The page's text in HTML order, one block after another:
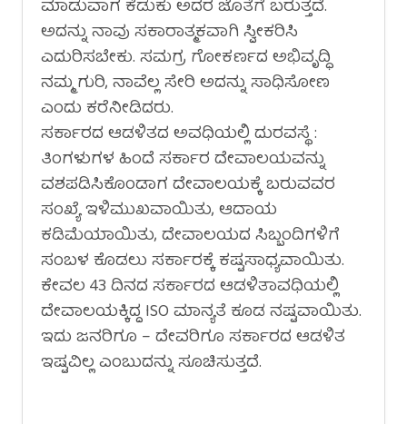
ಮಾಡುವಾಗ ಕೆಡುಕು ಅದರ ಜೊತೆಗೆ ಬರುತ್ತದೆ.
ಅದನ್ನು ನಾವು ಸಕಾರಾತ್ಮಕವಾಗಿ ಸ್ವೀಕರಿಸಿ
ಎದುರಿಸಬೇಕು. ಸಮಗ್ರ ಗೋಕರ್ಣದ ಅಭಿವೃದ್ಧಿ
ನಮ್ಮ ಗುರಿ, ನಾವೆಲ್ಲ ಸೇರಿ ಅದನ್ನು ಸಾಧಿಸೋಣ
ಎಂದು ಕರೆನೀಡಿದರು.
ಸರ್ಕಾರದ ಆಡಳಿತದ ಅವಧಿಯಲ್ಲಿ ದುರವಸ್ಥೆ :
ತಿಂಗಳುಗಳ ಹಿಂದೆ ಸರ್ಕಾರ ದೇವಾಲಯವನ್ನು
ವಶಪಡಿಸಿಕೊಂಡಾಗ ದೇವಾಲಯಕ್ಕೆ ಬರುವವರ
ಸಂಖ್ಯೆ ಇಳಿಮುಖವಾಯಿತು, ಆದಾಯ
ಕಡಿಮೆಯಾಯಿತು, ದೇವಾಲಯದ ಸಿಬ್ಬಂದಿಗಳಿಗೆ
ಸಂಬಳ ಕೊಡಲು ಸರ್ಕಾರಕ್ಕೆ ಕಷ್ಟಸಾಧ್ಯವಾಯಿತು.
ಕೇವಲ 43 ದಿನದ ಸರ್ಕಾರದ ಆಡಳಿತಾವಧಿಯಲ್ಲಿ
ದೇವಾಲಯಕ್ಕಿದ್ದ ISO ಮಾನ್ಯತೆ ಕೂಡ ನಷ್ಟವಾಯಿತು.
ಇದು ಜನರಿಗೂ – ದೇವರಿಗೂ ಸರ್ಕಾರದ ಆಡಳಿತ
ಇಷ್ಟವಿಲ್ಲ ಎಂಬುದನ್ನು ಸೂಚಿಸುತ್ತದೆ.